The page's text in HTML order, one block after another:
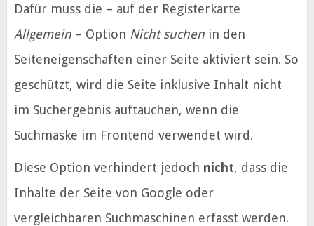
Dafür muss die – auf der Registerkarte
Allgemein – Option Nicht suchen in den
Seiteneigenschaften einer Seite aktiviert sein. So
geschützt, wird die Seite inklusive Inhalt nicht
im Suchergebnis auftauchen, wenn die
Suchmaske im Frontend verwendet wird.
Diese Option verhindert jedoch nicht, dass die
Inhalte der Seite von Google oder
vergleichbaren Suchmaschinen erfasst werden.